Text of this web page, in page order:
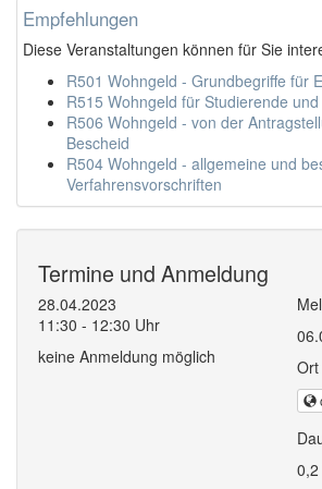
Empfehlungen
Diese Veranstaltungen können für Sie
R501 Wohngeld - Grundbegriffe für
R515 Wohngeld für Studierende
R506 Wohngeld - von der
Bescheid
R504 Wohngeld - allgemeine und
Verfahrensvorschriften
Termine und Anmeldung
28.04.2023
11:30 - 12:30 Uhr
keine Anmeldung möglich
Ort